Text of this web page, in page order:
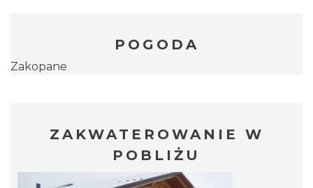
POGODA
Zakopane
ZAKWATEROWANIE W
POBLIŻU